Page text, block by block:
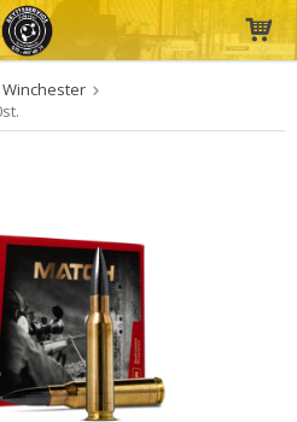
tillagd i varukorgen
Winchester